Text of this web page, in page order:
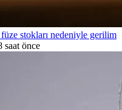
stokları nedeniyle gerilim
saat önce